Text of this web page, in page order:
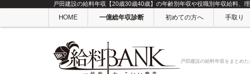
戸田建設の給料年収【20歳30歳40歳】の年齢別年収や役職別年収給料、
HOME 一億総年収診断 初めての方へ 手取り
戸田建設の給料年収をまとめ